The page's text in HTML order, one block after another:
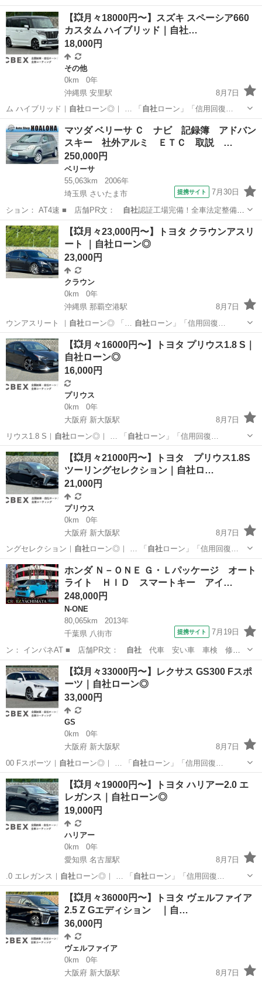
店 …
兵庫 神戸市 プリウス プリウスPHV
【💥月々18000円〜】スズキ スペーシア660
カスタム ハイブリッド｜自社…
18,000円
その他
0km
0年
沖縄県 安里駅
8月7日
ム ハイブリッド｜ 自社 ローン◎｜ … 「 自社ローン」「信用回復…
沖縄 那覇市 安里駅 その他 スペーシア
マツダ ベリーサ Ｃ ナビ 記録簿 アドバン
スキー 社外アルミ ＥＴＣ 取説 …
250,000円
ベリーサ
55,063km
2006年
埼玉県 さいたま市
提携サイト 7月30日
ション： AT4速 ■ 店舗PR文： 自社認証工場完備！全車法定整備
（記録簿付）…
埼玉 さいたま市
【💥月々23,000円〜】トヨタ クラウンアスリ
ート ｜自社ローン◎
23,000円
クラウン
0km
0年
沖縄県 那覇空港駅
8月7日
ウンアスリート ｜ 自社 ローン◎ 「… 自社ローン」「信用回復…
沖縄 那覇市 那覇空港駅 クラウン クラウンアスリート
【💥月々16000円〜】トヨタ プリウス1.8 S｜
自社ローン◎
16,000円
プリウス
0km
0年
大阪府 新大阪駅
8月7日
リウス1.8 S｜ 自社 ローン◎｜ … 「自社ローン」「信用回復…
大阪 大阪市 新大阪駅 プリウス
【💥月々21000円〜】トヨタ プリウス1.8S
ツーリングセレクション｜自社ロ…
21,000円
プリウス
0km
0年
大阪府 新大阪駅
8月7日
ングセレクション｜ 自社 ローン◎｜ … 「 自社ローン」「信用回復…
大阪 大阪市 新大阪駅 プリウス ローン
ホンダ Ｎ－ＯＮＥ Ｇ・Ｌパッケージ オート
ライト ＨＩＤ スマートキー アイ…
248,000円
N-ONE
80,065km
2013年
千葉県 八街市
提携サイト 7月19日
ン： インパネAT ■ 店舗PR文： 自社代車 安い車 車検 修
理 保険 クレ…
千葉 八街市 N-ONE
【💥月々33000円〜】レクサス GS300 Fスポ
ーツ｜自社ローン◎
33,000円
GS
0km
0年
大阪府 新大阪駅
8月7日
00 Fスポーツ｜ 自社 ローン◎｜ … 「 自社ローン」「信用回復…
大阪 大阪市 新大阪駅 GS ローン
【💥月々19000円〜】トヨタ ハリアー2.0 エ
レガンス｜自社ローン◎
19,000円
ハリアー
0km
0年
愛知県 名古屋駅
8月7日
.0 エレガンス｜ 自社 ローン◎｜ … 「自社ローン」「信用回復…
愛知 名古屋市 名古屋駅 ハリアー
【💥月々36000円〜】トヨタ ヴェルファイア
2.5 Z Gエディション ｜自…
36,000円
ヴェルファイア
0km
0年
大阪府 新大阪駅
8月7日